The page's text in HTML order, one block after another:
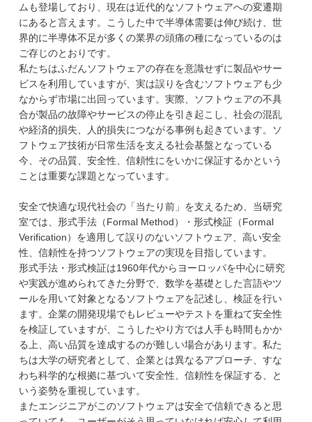
ムも登場しており、現在は近代的なソフトウェアへの変遷期
にあると言えます。こうした中で半導体需要は伸び続け、世
界的に半導体不足が多くの業界の頭痛の種になっているのは
ご存じのとおりです。
私たちはふだんソフトウェアの存在を意識せずに製品やサー
ビスを利用していますが、実は誤りを含むソフトウェアも少
なからず市場に出回っています。実際、ソフトウェアの不具
合が製品の故障やサービスの停止を引き起こし、社会の混乱
や経済的損失、人的損失につながる事例も起きています。ソ
フトウェア技術が日常生活を支える社会基盤となっている
今、その品質、安全性、信頼性にをいかに保証するかという
ことは重要な課題となっています。
安全で快適な現代社会の「当たり前」を支えるため、当研究
室では、形式手法（Formal Method）・形式検証（Formal
Verification）を適用して誤りのないソフトウェア、高い安全
性、信頼性を持つソフトウェアの実現を目指しています。
形式手法・形式検証は1960年代からヨーロッパを中心に研究
や実践が進められてきた分野で、数学を基礎とした言語やツ
ールを用いて対象となるソフトウェアを記述し、検証を行い
ます。企業の開発現場でもレビューやテストを重ねて安全性
を検証していますが、こうしたやり方では人手も時間もかか
る上、高い品質を達成するのが難しい場合があります。私た
ちは大学の研究者として、企業とは異なるアプローチ、すな
わち科学的な根拠に基づいて安全性、信頼性を保証する、と
いう姿勢を重視しています。
またエンジニアがこのソフトウェアは安全で信頼できると思